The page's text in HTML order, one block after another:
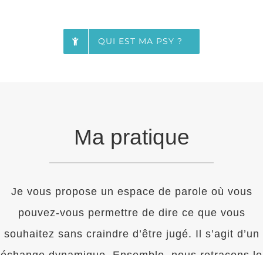
QUI EST MA PSY ?
Ma pratique
Je vous propose un espace de parole où vous
pouvez-vous permettre de dire ce que vous
souhaitez sans craindre d’être jugé. Il s’agit d’un